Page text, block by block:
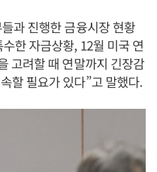
과 진행한 금융시장 현황
한 자금상황, 12월 미국 연
고려할 때 연말까지 긴장감
할 필요가 있다”고 말했다.